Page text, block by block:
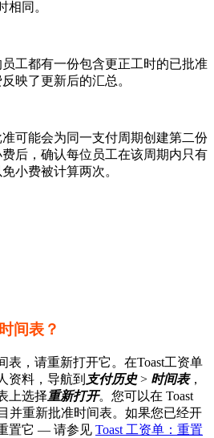
相同。
工都有一份包含更正工时的已批准
映了更新后的汇总。
可能会为同一支付周期创建第二份
后，确认每位员工在该周期内只有
小费被计算两次。
间表？
表，请重新打开它。在Toast工资单
资料，导航到 支付历史> 时间表，
上选择重新打开。您可以在 Toast
并重新批准时间表。如果您已经开
置它 — 请参见 Toast 工资单：重置